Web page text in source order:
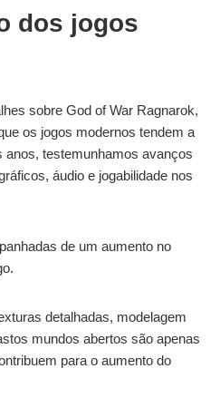
dos jogos
sobre God of War Ragnarok,
os jogos modernos tendem a
anos, testemunhamos avanços
áudio e jogabilidade nos
de um aumento no
detalhadas, modelagem
mundos abertos são apenas
para o aumento do